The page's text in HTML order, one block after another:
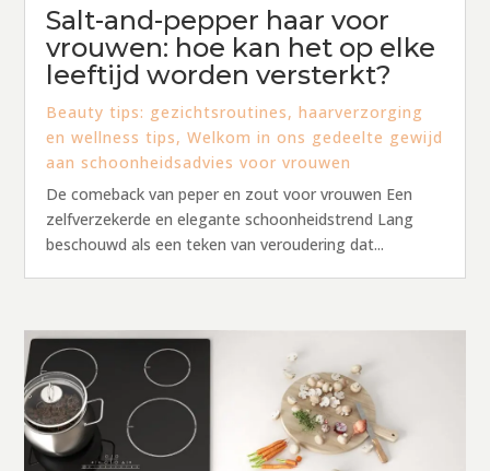
Salt-and-pepper haar voor
vrouwen: hoe kan het op elke
leeftijd worden versterkt?
Beauty tips: gezichtsroutines, haarverzorging
en wellness tips,Welkom in ons gedeelte gewijd
aan schoonheidsadvies voor vrouwen
De comeback van peper en zout voor vrouwen Een
zelfverzekerde en elegante schoonheidstrend Lang
beschouwd als een teken van veroudering dat...